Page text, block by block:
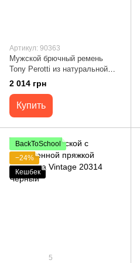
Артикул: 90363
Мужской брючный ремень
Tony Perotti из натуральной
кожи 747/35 NERO (90363)
2 014 грн
Купить
BackToSchool
−24%
Кешбек
5